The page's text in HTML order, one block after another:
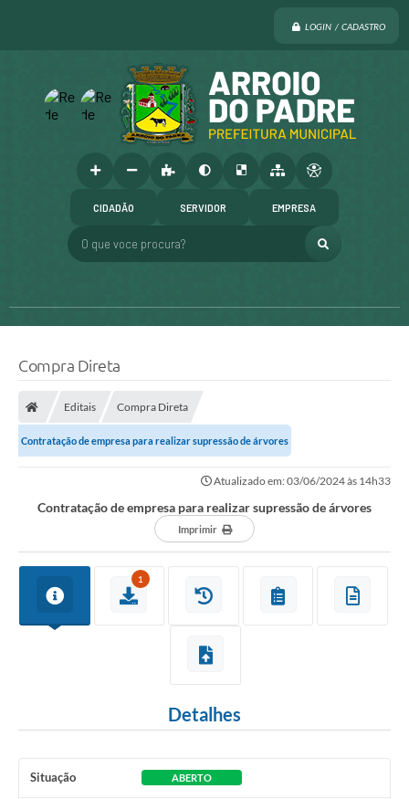
LOGIN / CADASTRO
O que voce procura?
CIDADÃO SERVIDOR EMPRESA
Compra Direta
Editais Compra Direta
Contratação de empresa para realizar supressão de árvores
Atualizado em: 03/06/2024 às 14h33
Contratação de empresa para realizar supressão de árvores
Imprimir
1
Detalhes
Situação ABERTO